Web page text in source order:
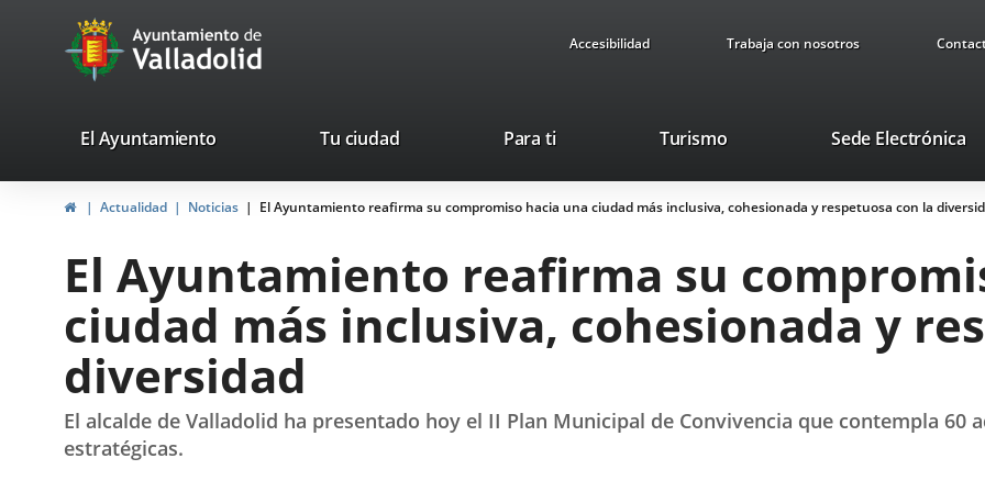
Portal
Web
Ayuntamiento
de
Accesibilidad Trabaja con nosotros
valladolid.es
El Ayuntamiento Tu ciudad Para ti TurismoEste
se
abrirá
ventana
Sede Electrónica
InicioActualidad Noticias El Ayuntamiento reafirma su compromiso hacia una ciudad más inclusiva, cohesionada y respetuosa con la
El Ayuntamiento reafirma su
ciudad más inclusiva, cohesionada y
diversidad
El alcalde de Valladolid ha presentado hoy el II Plan Municipal de Convivencia que contempla 60
estratégicas.